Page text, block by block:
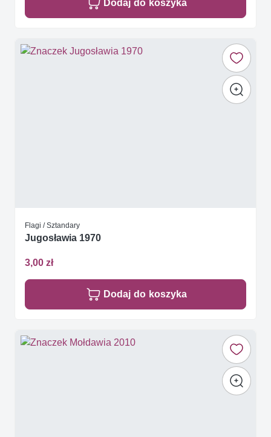
Dodaj do koszyka
Flagi / Sztandary
Jugosławia 1970
3,00 zł
Dodaj do koszyka